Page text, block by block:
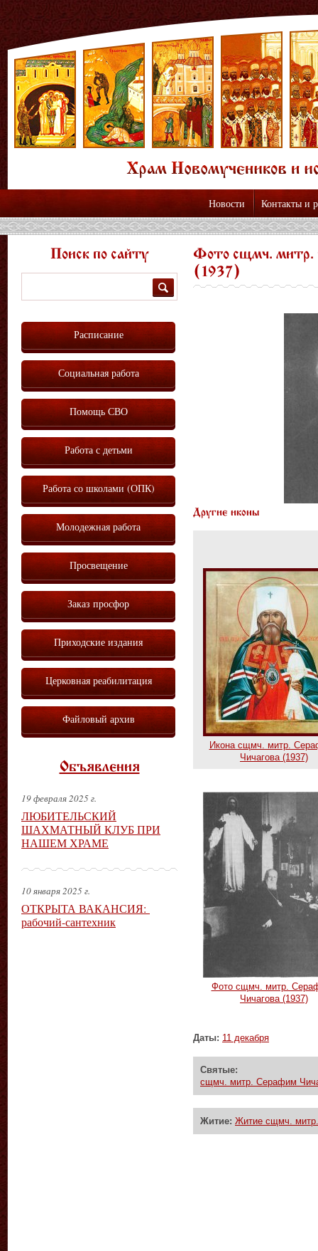
Новости Контакты и
Фото сщмч. митр.
(1937)
Другие иконы
Икона сщмч. митр.
Чичагова (1937)
Фото сщмч. митр.
Чичагова (1937)
Даты: 11 декабря
Святые:
сщмч. митр. Серафим
Житие: Житие сщмч.
Поиск по сайту
Расписание
Социальная работа
Помощь СВО
Работа с детьми
Работа со школами (ОПК)
Молодежная работа
Просвещение
Заказ просфор
Приходские издания
Церковная реабилитация
Файловый архив
Объявления
19 февраля 2025 г.
ЛЮБИТЕЛЬСКИЙ
ШАХМАТНЫЙ КЛУБ ПРИ
НАШЕМ ХРАМЕ
10 января 2025 г.
ОТКРЫТА ВАКАНСИЯ:
рабочий-сантехник